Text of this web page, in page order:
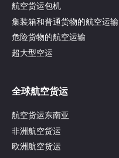
航空货运包机
集装箱和普通货物的航空运输
危险货物的航空运输
超大型空运
全球航空货运
航空货运东南亚
非洲航空货运
欧洲航空货运